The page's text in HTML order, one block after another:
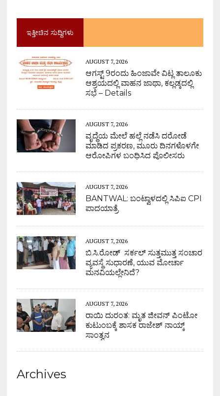
ಇತ್ತೀಚಿನ ಸುದ್ದಿಗಳು
AUGUST 7, 2026
ಆಗಸ್ಟ್ 9ರಂದು ಹಿಂಜಾವೇ ವಿಟ್ಲ ತಾಲೂಕು
ಆಶ್ರಯದಲ್ಲಿ ವಾಹನ ಜಾಥಾ, ಕಲ್ಲಡ್ಕದಲ್ಲಿ
ಸಭೆ – Details
AUGUST 7, 2026
ವೃದ್ಧೆಯ ಮೇಲೆ ಹಲ್ಲೆ ನಡೆಸಿ ದರೋಡೆ
ಮಾಡಿದ ಪ್ರಕರಣ, ಮೂರು ದಿನಗಳೊಳಗೇ
ಆರೋಪಿಗಳ ಬಂಧಿಸಿದ ಪೊಲೀಸರು
AUGUST 7, 2026
BANTWAL: ಬಂಟ್ವಾಳದಲ್ಲಿ ಸಿಪಿಐ CPI
ಪಾದಯಾತ್ರೆ
AUGUST 7, 2026
ಬಿ.ಸಿ.ರೋಡ್ ಸರ್ಕಲ್ ಸುತ್ತಮುತ್ತ ಸಂಚಾರ
ವ್ಯವಸ್ಥೆ ಸುಧಾರಣೆ, ಯುವ ಮೋರ್ಚಾ
ಮನವಿಯಲ್ಲೇನಿದೆ?
AUGUST 7, 2026
ರಾಯಿ ದುರಂತ: ಮೃತ ಜೀವನ್ ಪಿಂಟೋ
ಕುಟುಂಬಕ್ಕೆ ಶಾಸಕ ರಾಜೇಶ್ ನಾಯ್ಕ್
ಸಾಂತ್ವನ
Archives